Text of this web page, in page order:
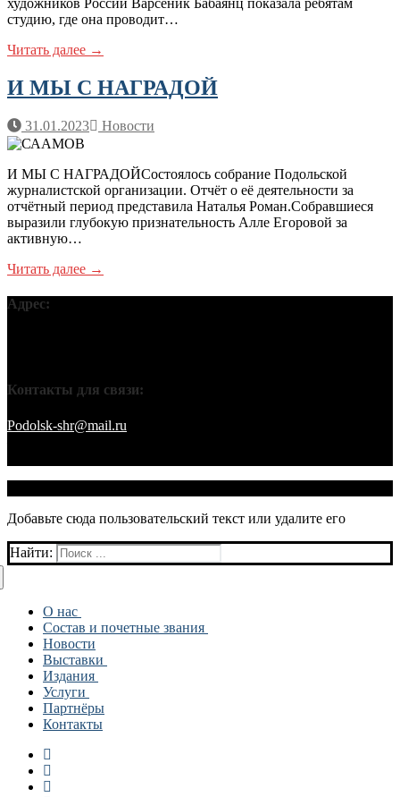
художников России Варсеник Бабаянц показала ребятам
студию, где она проводит…
Читать далее →
И МЫ С НАГРАДОЙ
31.01.2023 Новости
И МЫ С НАГРАДОЙСостоялось собрание Подольской
журналистской организации. Отчёт о её деятельности за
отчётный период представила Наталья Роман.Собравшиеся
выразили глубокую признательность Алле Егоровой за
активную…
Читать далее →
Адрес:
Контакты для связи:
Podolsk-shr@mail.ru
Добавьте сюда пользовательский текст или удалите его
Найти:
О нас
История
СОЦИАЛЬНАЯ ДЕЯТЕЛЬНОСТЬ
Состав и почетные звания
Состав
Художники
Отделения
МОЛОДЕЖНОЕ ОТДЕЛЕНИЕ
Новости
Выставки
Архив
Издания
ПУБЛИКАЦИИ И СТАТЬИ
Услуги
ДЕТСКАЯ ИЗОСТУДИЯ
Партнёры
Контакты